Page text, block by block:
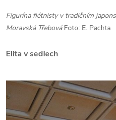
Figurína flétnisty v tradičním
Moravská TřebováFoto: E. Pachta
Elita v sedlech